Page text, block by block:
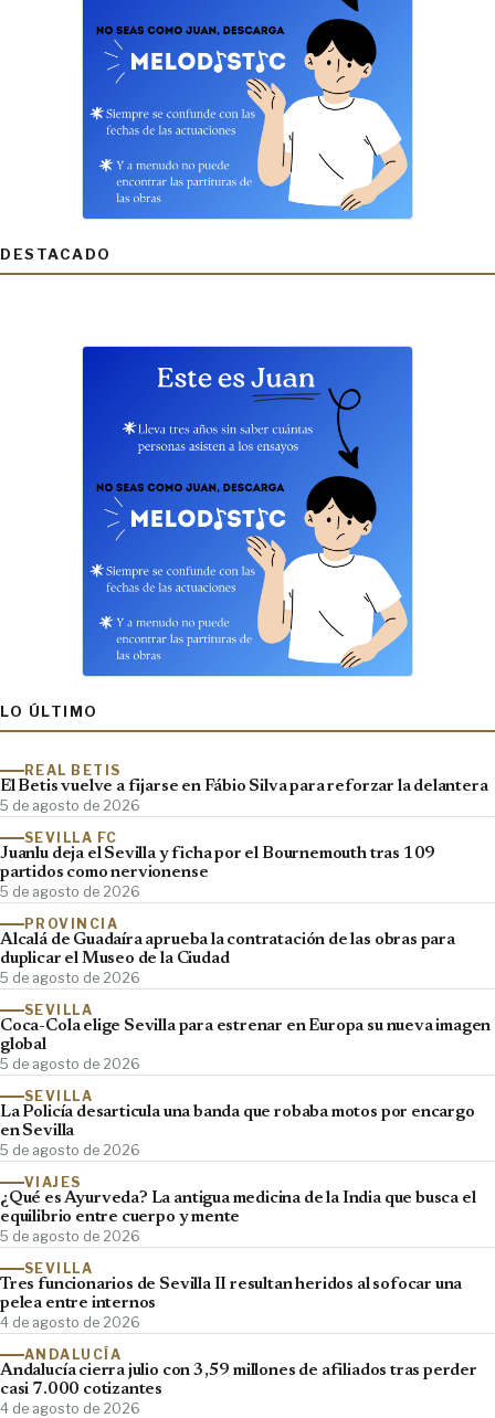
DESTACADO
LO ÚLTIMO
REAL BETIS
El Betis vuelve a fijarse en Fábio Silva para reforzar la delantera
5 de agosto de 2026
SEVILLA FC
Juanlu deja el Sevilla y ficha por el Bournemouth tras 109
partidos como nervionense
5 de agosto de 2026
PROVINCIA
Alcalá de Guadaíra aprueba la contratación de las obras para
duplicar el Museo de la Ciudad
5 de agosto de 2026
SEVILLA
Coca-Cola elige Sevilla para estrenar en Europa su nueva imagen
global
5 de agosto de 2026
SEVILLA
La Policía desarticula una banda que robaba motos por encargo
en Sevilla
5 de agosto de 2026
VIAJES
¿Qué es Ayurveda? La antigua medicina de la India que busca el
equilibrio entre cuerpo y mente
5 de agosto de 2026
SEVILLA
Tres funcionarios de Sevilla II resultan heridos al sofocar una
pelea entre internos
4 de agosto de 2026
ANDALUCÍA
Andalucía cierra julio con 3,59 millones de afiliados tras perder
casi 7.000 cotizantes
4 de agosto de 2026